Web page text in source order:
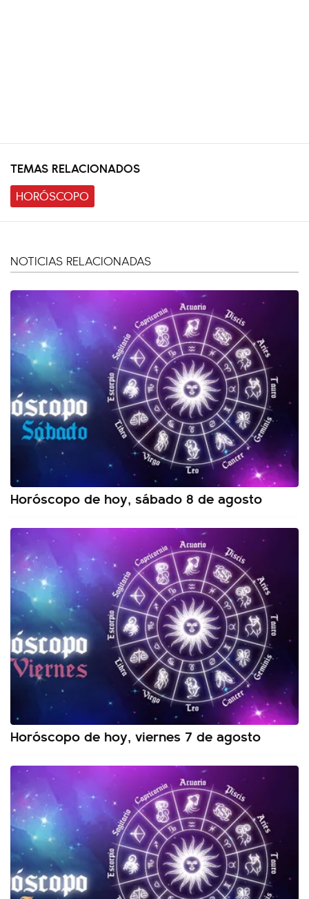
TEMAS RELACIONADOS
HORÓSCOPO
NOTICIAS RELACIONADAS
Horóscopo de hoy, sábado 8 de agosto
Horóscopo de hoy, viernes 7 de agosto